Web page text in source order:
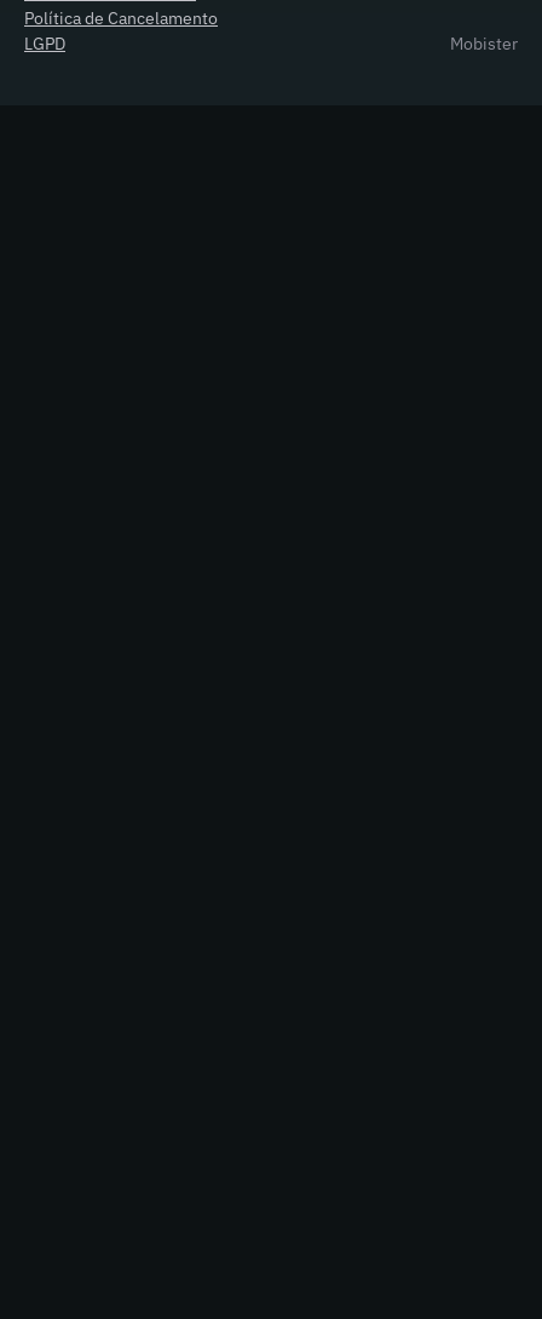
Política de Cancelamento
LGPD
Mobister